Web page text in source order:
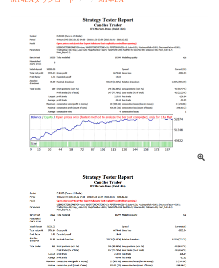
MT4インジケーター(制限解除中)
MT5インジケーター(制限解除中)